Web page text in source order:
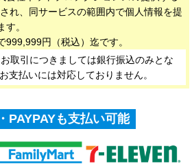
れ、同サービスの範囲内で個人情報を提
。
999,999円（税込）迄です。
取引につきましては銀行振込のみとな
支払いには対応しておりません。
PAYPAYも支払い可能